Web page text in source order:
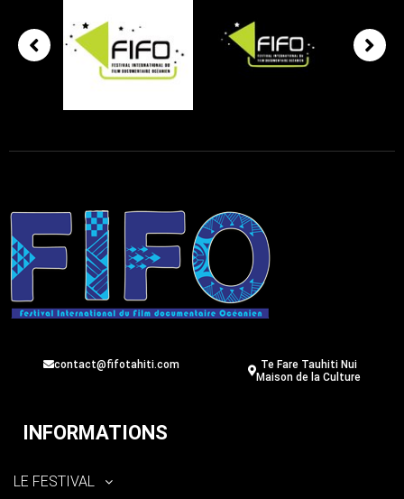
contact@fifotahiti.com
Te Fare Tauhiti Nui
Maison de la Culture
INFORMATIONS
LE FESTIVAL